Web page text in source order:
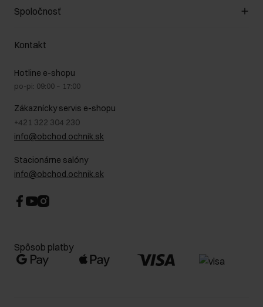
Spôsob platby
Vrátenie
Zákazníky klub
Pravidlá propagácie
Starostlivosť o kožu
Bezpečné nakupovanie
Blog
Najčastejšie kladené otázky (FAQ)
Spoločnosť
O nás
GDPR - Zásady ochrany osobných údajov
Právne informácie
Kontakt
Hotline e-shopu
po-pi: 09:00 – 17:00
Zákaznícky servis e-shopu
+421 322 304 230
info@obchod.ochnik.sk
Stacionárne salóny
info@obchod.ochnik.sk
Spôsob platby